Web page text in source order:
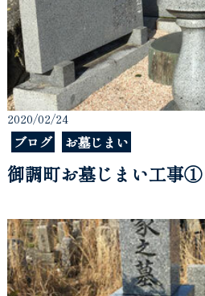
2020/02/24
ブログ お墓じまい
御調町お墓じまい工事①